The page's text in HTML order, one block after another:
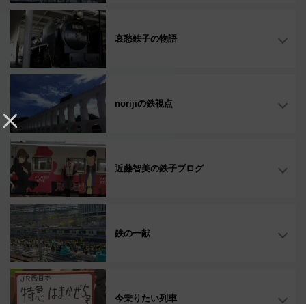
哀愁鉄子の物語
norijiの鉄視点
近藤智美の鉄子ブログ
鉄の一献
今乗りたい列車